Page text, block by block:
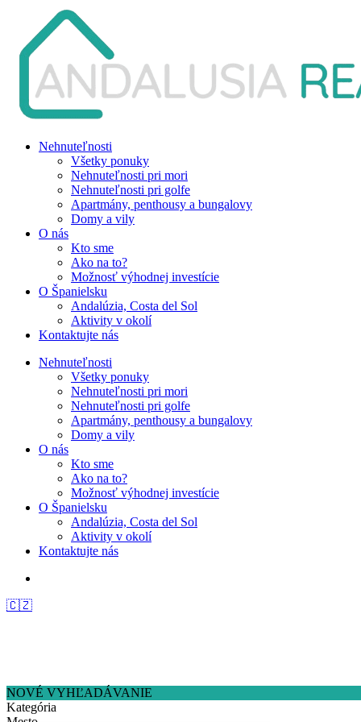
Nehnuteľnosti
Všetky ponuky
Nehnuteľnosti pri mori
Nehnuteľnosti pri golfe
Apartmány, penthousy a bungalovy
Domy a vily
O nás
Kto sme
Ako na to?
Možnosť výhodnej investície
O Španielsku
Andalúzia, Costa del Sol
Aktivity v okolí
Kontaktujte nás
Nehnuteľnosti
Všetky ponuky
Nehnuteľnosti pri mori
Nehnuteľnosti pri golfe
Apartmány, penthousy a bungalovy
Domy a vily
O nás
Kto sme
Ako na to?
Možnosť výhodnej investície
O Španielsku
Andalúzia, Costa del Sol
Aktivity v okolí
Kontaktujte nás
🇨🇿
NOVÉ VYHĽADÁVANIE
Kategória